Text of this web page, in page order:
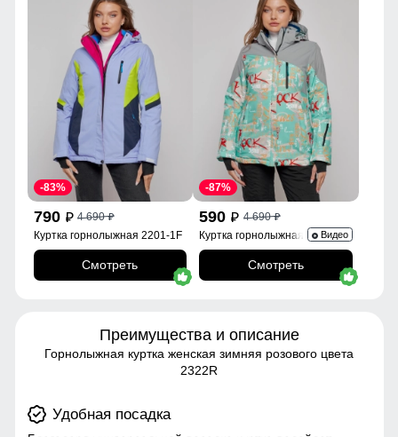
790 p 4 690p
-83%
Куртка горнолыжная 2201-1F
Смотреть
590 p 4 690p
-87%
Куртка горнолыжная 2252Br
Видео
Смотреть
Преимущества и описание
Горнолыжная куртка женская зимняя розового цвета
2322R
Удобная посадка